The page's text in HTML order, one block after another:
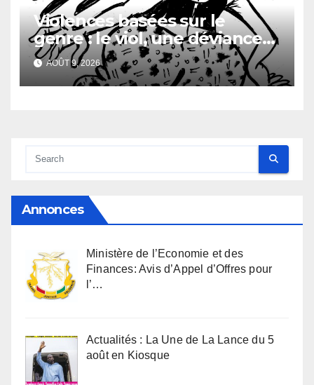
Violences basées sur le
genre : le viol, une déviance
aussi vieille que l’humanité
AOÛT 9, 2026
Annonces
Ministère de l’Economie et des
Finances: Avis d’Appel d’Offres pour
l’…
Actualités : La Une de La Lance du 5
août en Kiosque